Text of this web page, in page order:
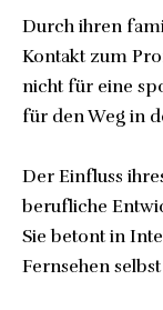
Durch ihren
Kontakt zum
nicht für eine
für den Weg in
Der Einfluss
berufliche
Sie betont in
Fernsehen